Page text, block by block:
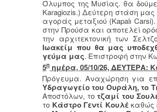
Όλυμπος της Μυσίας. θα
Karagiozis.) Δεύτερη στάση μας
αγοράς μεταξιού (Kapalı
στην Προύσα και αποτελεί
την αρχιτεκτονική των
Ιωακείμ που θα μας
γεύμα μας. Επιστροφή στην
5η ημέρα, 05/10/26, ΔΕΥΤΕΡΑ:
Πρόγευμα. Αναχώρηση για
Υδραγωγείο του Ουράλη, το
Αποστόλων, το τζαμί του
το Κάστρο Γεντί Κουλέκαθώς